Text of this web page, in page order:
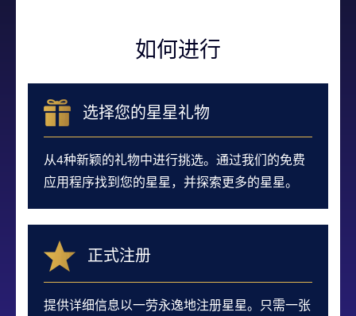
如何进行
选择您的星星礼物
从4种新颖的礼物中进行挑选。通过我们的免费
应用程序找到您的星星，并探索更多的星星。
正式注册
提供详细信息以一劳永逸地注册星星。只需一张